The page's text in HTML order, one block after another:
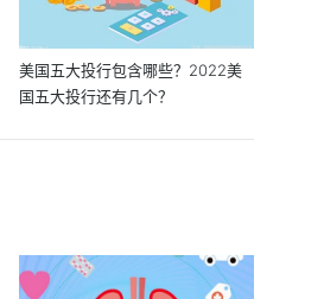
美国五大投行包含哪些？2022美
国五大投行还有几个？